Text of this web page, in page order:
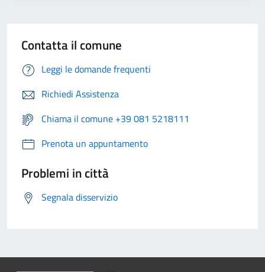
Contatta il comune
Leggi le domande frequenti
Richiedi Assistenza
Chiama il comune +39 081 5218111
Prenota un appuntamento
Problemi in città
Segnala disservizio